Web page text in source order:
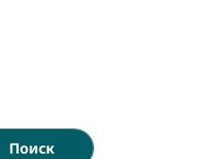
Поиск